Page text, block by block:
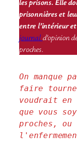
prisonnières et
entre l’intérieur
journald’opinion
proches.
On manque
faire
voudrait en
que vous
proches, ou